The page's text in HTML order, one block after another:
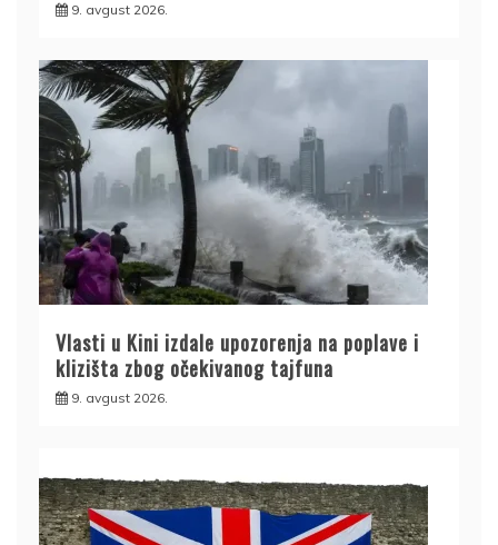
9. avgust 2026.
Vlasti u Kini izdale upozorenja na poplave i
klizišta zbog očekivanog tajfuna
9. avgust 2026.